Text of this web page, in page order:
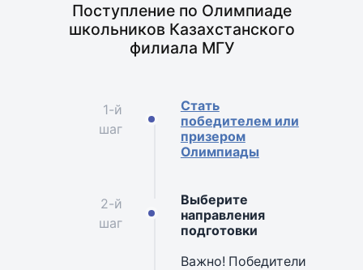
Поступление по Олимпиаде
школьников Казахстанского
филиала МГУ
1-й
шаг
Стать
победителем или
призером
Олимпиады
2-й
шаг
Выберите
направления
подготовки
Важно! Победители